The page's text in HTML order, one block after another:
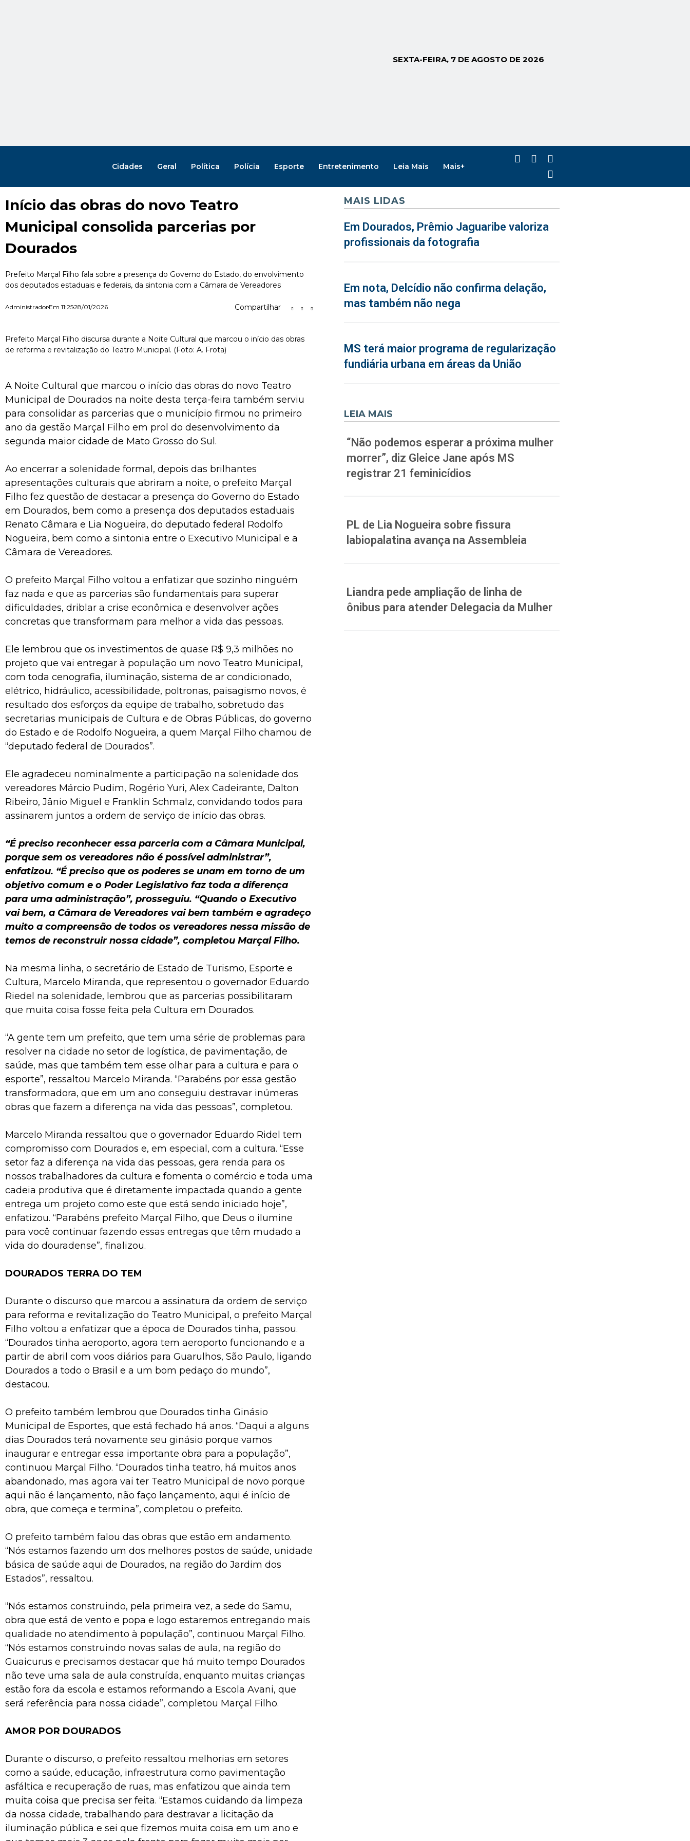
SEXTA-FEIRA, 7 DE AGOSTO DE 2026
Cidades Geral Política Polícia Esporte Entretenimento Leia Mais Mais+
Início das obras do novo Teatro
Municipal consolida parcerias por
Dourados
Prefeito Marçal Filho fala sobre a presença do Governo do Estado, do envolvimento
dos deputados estaduais e federais, da sintonia com a Câmara de Vereadores
AdministradorEm 11:2528/01/2026 Compartilhar
Prefeito Marçal Filho discursa durante a Noite Cultural que marcou o início das obras
de reforma e revitalização do Teatro Municipal. (Foto: A. Frota)
A Noite Cultural que marcou o início das obras do novo Teatro
Municipal de Dourados na noite desta terça-feira também serviu
para consolidar as parcerias que o município firmou no primeiro
ano da gestão Marçal Filho em prol do desenvolvimento da
segunda maior cidade de Mato Grosso do Sul.
Ao encerrar a solenidade formal, depois das brilhantes
apresentações culturais que abriram a noite, o prefeito Marçal
Filho fez questão de destacar a presença do Governo do Estado
em Dourados, bem como a presença dos deputados estaduais
Renato Câmara e Lia Nogueira, do deputado federal Rodolfo
Nogueira, bem como a sintonia entre o Executivo Municipal e a
Câmara de Vereadores.
O prefeito Marçal Filho voltou a enfatizar que sozinho ninguém
faz nada e que as parcerias são fundamentais para superar
dificuldades, driblar a crise econômica e desenvolver ações
concretas que transformam para melhor a vida das pessoas.
Ele lembrou que os investimentos de quase R$ 9,3 milhões no
projeto que vai entregar à população um novo Teatro Municipal,
com toda cenografia, iluminação, sistema de ar condicionado,
elétrico, hidráulico, acessibilidade, poltronas, paisagismo novos, é
resultado dos esforços da equipe de trabalho, sobretudo das
secretarias municipais de Cultura e de Obras Públicas, do governo
do Estado e de Rodolfo Nogueira, a quem Marçal Filho chamou de
“deputado federal de Dourados”.
Ele agradeceu nominalmente a participação na solenidade dos
vereadores Márcio Pudim, Rogério Yuri, Alex Cadeirante, Dalton
Ribeiro, Jânio Miguel e Franklin Schmalz, convidando todos para
assinarem juntos a ordem de serviço de início das obras.
“É preciso reconhecer essa parceria com a Câmara Municipal,
porque sem os vereadores não é possível administrar”,
enfatizou. “É preciso que os poderes se unam em torno de um
objetivo comum e o Poder Legislativo faz toda a diferença
para uma administração”, prosseguiu. “Quando o Executivo
vai bem, a Câmara de Vereadores vai bem também e agradeço
muito a compreensão de todos os vereadores nessa missão de
temos de reconstruir nossa cidade”, completou Marçal Filho.
Na mesma linha, o secretário de Estado de Turismo, Esporte e
Cultura, Marcelo Miranda, que representou o governador Eduardo
Riedel na solenidade, lembrou que as parcerias possibilitaram
que muita coisa fosse feita pela Cultura em Dourados.
“A gente tem um prefeito, que tem uma série de problemas para
resolver na cidade no setor de logística, de pavimentação, de
saúde, mas que também tem esse olhar para a cultura e para o
esporte”, ressaltou Marcelo Miranda. “Parabéns por essa gestão
transformadora, que em um ano conseguiu destravar inúmeras
obras que fazem a diferença na vida das pessoas”, completou.
Marcelo Miranda ressaltou que o governador Eduardo Ridel tem
compromisso com Dourados e, em especial, com a cultura. “Esse
setor faz a diferença na vida das pessoas, gera renda para os
nossos trabalhadores da cultura e fomenta o comércio e toda uma
cadeia produtiva que é diretamente impactada quando a gente
entrega um projeto como este que está sendo iniciado hoje”,
enfatizou. “Parabéns prefeito Marçal Filho, que Deus o ilumine
para você continuar fazendo essas entregas que têm mudado a
vida do douradense”, finalizou.
DOURADOS TERRA DO TEM
Durante o discurso que marcou a assinatura da ordem de serviço
para reforma e revitalização do Teatro Municipal, o prefeito Marçal
Filho voltou a enfatizar que a época de Dourados tinha, passou.
“Dourados tinha aeroporto, agora tem aeroporto funcionando e a
partir de abril com voos diários para Guarulhos, São Paulo, ligando
Dourados a todo o Brasil e a um bom pedaço do mundo”,
destacou.
O prefeito também lembrou que Dourados tinha Ginásio
Municipal de Esportes, que está fechado há anos. “Daqui a alguns
dias Dourados terá novamente seu ginásio porque vamos
inaugurar e entregar essa importante obra para a população”,
continuou Marçal Filho. “Dourados tinha teatro, há muitos anos
abandonado, mas agora vai ter Teatro Municipal de novo porque
aqui não é lançamento, não faço lançamento, aqui é início de
obra, que começa e termina”, completou o prefeito.
O prefeito também falou das obras que estão em andamento.
“Nós estamos fazendo um dos melhores postos de saúde, unidade
básica de saúde aqui de Dourados, na região do Jardim dos
Estados”, ressaltou.
“Nós estamos construindo, pela primeira vez, a sede do Samu,
obra que está de vento e popa e logo estaremos entregando mais
qualidade no atendimento à população”, continuou Marçal Filho.
“Nós estamos construindo novas salas de aula, na região do
Guaicurus e precisamos destacar que há muito tempo Dourados
não teve uma sala de aula construída, enquanto muitas crianças
estão fora da escola e estamos reformando a Escola Avani, que
será referência para nossa cidade”, completou Marçal Filho.
AMOR POR DOURADOS
Durante o discurso, o prefeito ressaltou melhorias em setores
como a saúde, educação, infraestrutura como pavimentação
asfáltica e recuperação de ruas, mas enfatizou que ainda tem
muita coisa que precisa ser feita. “Estamos cuidando da limpeza
da nossa cidade, trabalhando para destravar a licitação da
iluminação pública e sei que fizemos muita coisa em um ano e
MAIS LIDAS
Em Dourados, Prêmio Jaguaribe valoriza
profissionais da fotografia
Em nota, Delcídio não confirma delação,
mas também não nega
MS terá maior programa de regularização
fundiária urbana em áreas da União
LEIA MAIS
“Não podemos esperar a próxima mulher
morrer”, diz Gleice Jane após MS
registrar 21 feminicídios
PL de Lia Nogueira sobre fissura
labiopalatina avança na Assembleia
Liandra pede ampliação de linha de
ônibus para atender Delegacia da Mulher